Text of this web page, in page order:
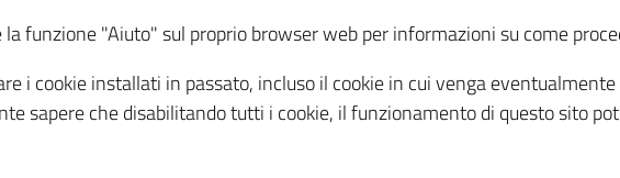
funzione "Aiuto" sul proprio browser web per informazioni su come
i cookie installati in passato, incluso il cookie in cui venga
sapere che disabilitando tutti i cookie, il funzionamento di questo sito